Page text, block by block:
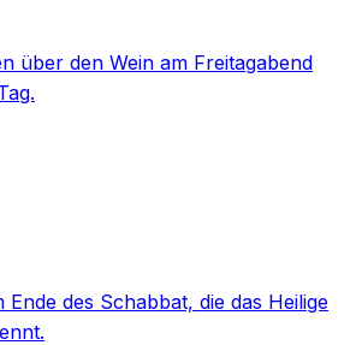
über den Wein am Freitagabend
Ende des Schabbat, die das Heilige